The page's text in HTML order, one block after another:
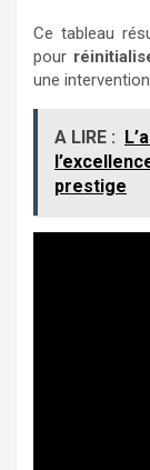
Ce tableau
pour
une
A LIRE :
prestige